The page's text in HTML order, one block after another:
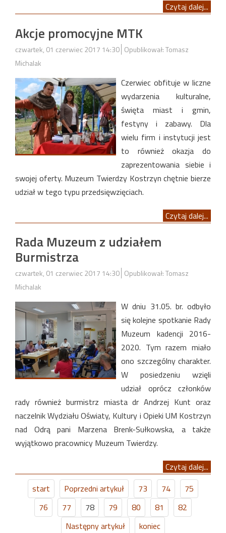
Czytaj dalej...
Akcje promocyjne MTK
czwartek, 01 czerwiec 2017 14:30 Opublikował: Tomasz
Michalak
Czerwiec obfituje w liczne
wydarzenia kulturalne,
święta miast i gmin,
festyny i zabawy. Dla
wielu firm i instytucji jest
to również okazja do
zaprezentowania siebie i
swojej oferty. Muzeum Twierdzy Kostrzyn chętnie bierze
udział w tego typu przedsięwzięciach.
Czytaj dalej...
Rada Muzeum z udziałem
Burmistrza
czwartek, 01 czerwiec 2017 14:30 Opublikował: Tomasz
Michalak
W dniu 31.05. br. odbyło
się kolejne spotkanie Rady
Muzeum kadencji 2016-
2020. Tym razem miało
ono szczególny charakter.
W posiedzeniu wzięli
udział oprócz członków
rady również burmistrz miasta dr Andrzej Kunt oraz
naczelnik Wydziału Oświaty, Kultury i Opieki UM Kostrzyn
nad Odrą pani Marzena Brenk-Sułkowska, a także
wyjątkowo pracownicy Muzeum Twierdzy.
Czytaj dalej...
start
Poprzedni artykuł 73 74
75
76
77 78 79 80 81
82
Następny artykuł
koniec